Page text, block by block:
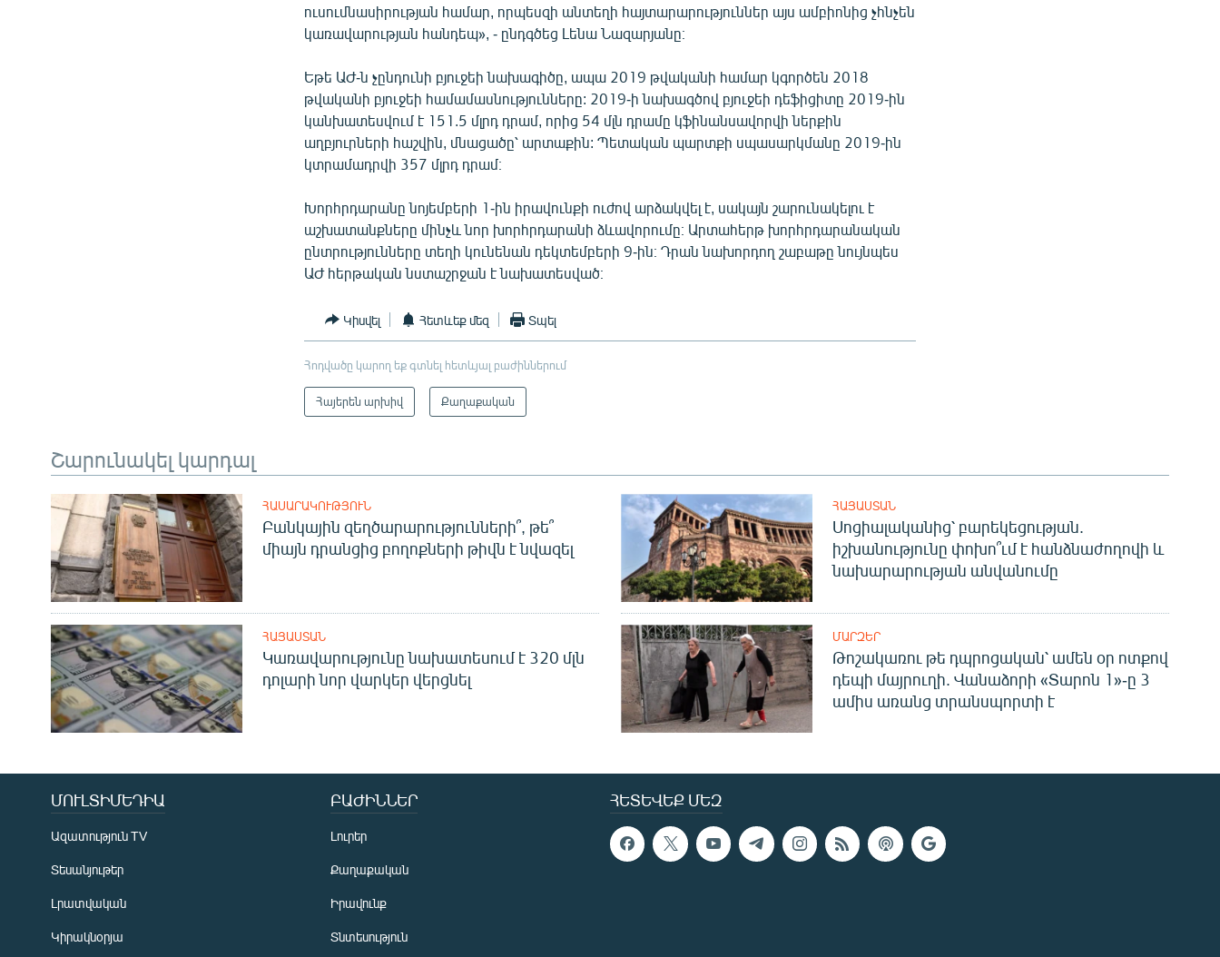
ուսումնասիրության համար, որպեսզի անտեղի հայտարարություններ այս ամբիոնից չհնչեն
կառավարության հանդեպ», - ընդգծեց Լենա Նազարյանը։
Եթե ԱԺ-ն չընդունի բյուջեի նախագիծը, ապա 2019 թվականի համար կգործեն 2018
թվականի բյուջեի համամասնությունները: 2019-ի նախագծով բյուջեի դեֆիցիտը 2019-ին
կանխատեսվում է 151.5 մլրդ դրամ, որից 54 մլն դրամը կֆինանսավորվի ներքին
աղբյուրների հաշվին, մնացածը՝ արտաքին: Պետական պարտքի սպասարկմանը 2019-ին
կտրամադրվի 357 մլրդ դրամ։
Խորհրդարանը նոյեմբերի 1-ին իրավունքի ուժով արձակվել է, սակայն շարունակելու է
աշխատանքները մինչև նոր խորհրդարանի ձևավորումը։ Արտահերթ խորհրդարանական
ընտրությունները տեղի կունենան դեկտեմբերի 9-ին։ Դրան նախորդող շաբաթը նույնպես
ԱԺ հերթական նստաշրջան է նախատեսված։
Կիսվել Հետևեք մեզ Տպել
Հոդվածը կարող եք գտնել հետևյալ բաժիններում
Հայերեն արխիվ Քաղաքական
Շարունակել կարդալ
ՀԱՍԱՐԱԿՈՒԹՅՈՒՆ
Բանկային զեղծարարությունների՞, թե՞
միայն դրանցից բողոքների թիվն է նվազել
ՀԱՅԱՍՏԱՆ
Սոցիալականից՝ բարեկեցության.
իշխանությունը փոխո՞ւմ է հանձնաժողովի և
նախարարության անվանումը
ՀԱՅԱՍՏԱՆ
Կառավարությունը նախատեսում է 320 մլն
դոլարի նոր վարկեր վերցնել
ՄԱՐԶԵՐ
Թոշակառու թե դպրոցական՝ ամեն օր ոտքով
դեպի մայրուղի. Վանաձորի «Տարոն 1»-ը 3
ամիս առանց տրանսպորտի է
ՀԵՏԵՎԵՔ ՄԵԶ
ՄՈՒԼՏԻՄԵԴԻԱ
Ազատություն TV
Տեսանյութեր
Լրատվական
Կիրակնօրյա
ԲԱԺԻՆՆԵՐ
Լուրեր
Քաղաքական
Իրավունք
Տնտեսություն